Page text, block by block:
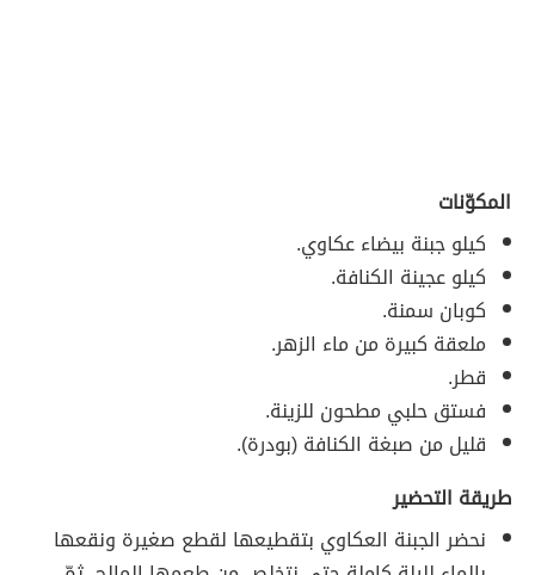
المكوّنات
كيلو جبنة بيضاء عكاوي.
كيلو عجينة الكنافة.
كوبان سمنة.
ملعقة كبيرة من ماء الزهر.
قطر.
فستق حلبي مطحون للزينة.
قليل من صبغة الكنافة (بودرة).
طريقة التحضير
نحضر الجبنة العكاوي بتقطيعها لقطع صغيرة ونقعها